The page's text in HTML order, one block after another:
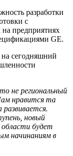
разработки
с
предприятиях
GE.
сегодняшний
не региональный
нравится та
новый
будет
начинаниям в